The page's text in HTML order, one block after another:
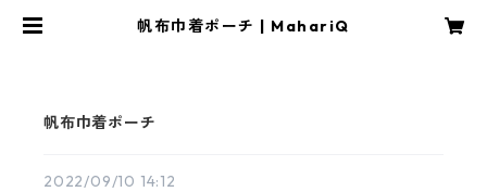
帆布巾着ポーチ | MahariQ
帆布巾着ポーチ
2022/09/10 14:12